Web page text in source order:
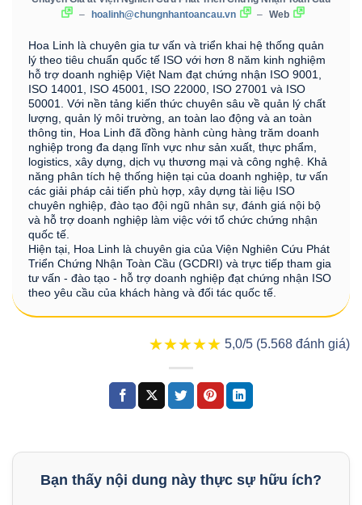
–
hoalinh@chungnhantoancau.vn – Web
Hoa Linh là chuyên gia tư vấn và triển khai hệ thống quản
lý theo tiêu chuẩn quốc tế ISO với hơn 8 năm kinh nghiệm
hỗ trợ doanh nghiệp Việt Nam đạt chứng nhận ISO 9001,
ISO 14001, ISO 45001, ISO 22000, ISO 27001 và ISO
50001. Với nền tảng kiến thức chuyên sâu về quản lý chất
lượng, quản lý môi trường, an toàn lao động và an toàn
thông tin, Hoa Linh đã đồng hành cùng hàng trăm doanh
nghiệp trong đa dạng lĩnh vực như sản xuất, thực phẩm,
logistics, xây dựng, dịch vụ thương mại và công nghệ. Khả
năng phân tích hệ thống hiện tại của doanh nghiệp, tư vấn
các giải pháp cải tiến phù hợp, xây dựng tài liệu ISO
chuyên nghiệp, đào tạo đội ngũ nhân sự, đánh giá nội bộ
và hỗ trợ doanh nghiệp làm việc với tổ chức chứng nhận
quốc tế.
Hiện tại, Hoa Linh là chuyên gia của Viện Nghiên Cứu Phát
Triển Chứng Nhận Toàn Cầu (GCDRI) và trực tiếp tham gia
tư vấn - đào tạo - hỗ trợ doanh nghiệp đạt chứng nhận ISO
theo yêu cầu của khách hàng và đối tác quốc tế.
★★★★★
★★★★★ 5,0/5 (5.568 đánh giá)
Bạn thấy nội dung này thực sự hữu ích?